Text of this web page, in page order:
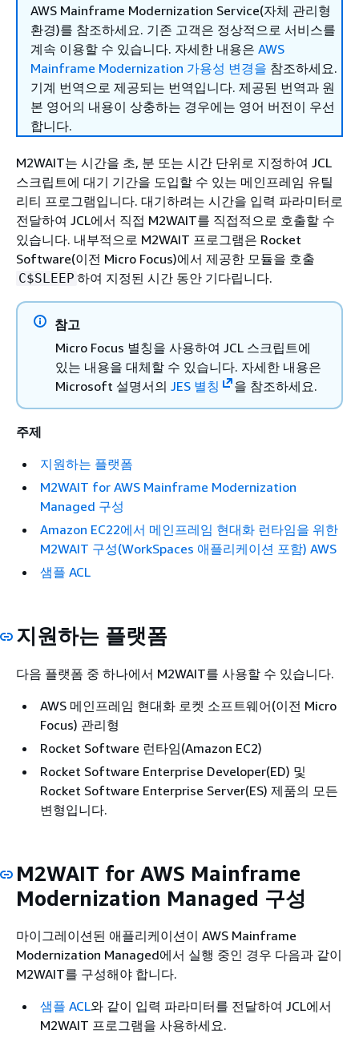
AWS Mainframe Modernization Service(자체 관리형
환경)를 참조하세요. 기존 고객은 정상적으로 서비스를
계속 이용할 수 있습니다. 자세한 내용은 AWS
Mainframe Modernization 가용성 변경을 참조하세요.
기계 번역으로 제공되는 번역입니다. 제공된 번역과 원
본 영어의 내용이 상충하는 경우에는 영어 버전이 우선
합니다.
M2WAIT는 시간을 초, 분 또는 시간 단위로 지정하여 JCL
스크립트에 대기 기간을 도입할 수 있는 메인프레임 유틸
리티 프로그램입니다. 대기하려는 시간을 입력 파라미터로
전달하여 JCL에서 직접 M2WAIT를 직접적으로 호출할 수
있습니다. 내부적으로 M2WAIT 프로그램은 Rocket
Software(이전 Micro Focus)에서 제공한 모듈을 호출
C$SLEEP 하여 지정된 시간 동안 기다립니다.
참고
Micro Focus 별칭을 사용하여 JCL 스크립트에
있는 내용을 대체할 수 있습니다. 자세한 내용은
Microsoft 설명서의 JES 별칭 을 참조하세요.
주제
지원하는 플랫폼
M2WAIT for AWS Mainframe Modernization
Managed 구성
Amazon EC22에서 메인프레임 현대화 런타임을 위한
M2WAIT 구성(WorkSpaces 애플리케이션 포함) AWS
샘플 ACL
지원하는 플랫폼
다음 플랫폼 중 하나에서 M2WAIT를 사용할 수 있습니다.
AWS 메인프레임 현대화 로켓 소프트웨어(이전 Micro
Focus) 관리형
Rocket Software 런타임(Amazon EC2)
Rocket Software Enterprise Developer(ED) 및
Rocket Software Enterprise Server(ES) 제품의 모든
변형입니다.
M2WAIT for AWS Mainframe
Modernization Managed 구성
마이그레이션된 애플리케이션이 AWS Mainframe
Modernization Managed에서 실행 중인 경우 다음과 같이
M2WAIT를 구성해야 합니다.
샘플 ACL와 같이 입력 파라미터를 전달하여 JCL에서
M2WAIT 프로그램을 사용하세요.